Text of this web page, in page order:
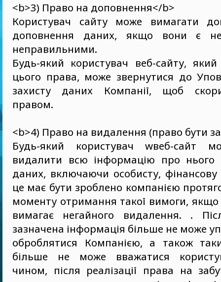
<b>3) Право на доповнення</b>
Користувач сайту може вимагати
доповнення даних, якщо вони є
неправильними.
Будь-який користувач веб-сайту,
цього права, може звернутися до
захисту даних Компанії, щоб
правом.
<b>4) Право на видалення (право бути
Будь-який користувач wвеб-сайт
видалити всю інформацію про нього
даних, включаючи особисту, фінансову
це має бути зроблено компанією
моменту отримання такої вимоги, якщо
вимагає негайного видалення. .
зазначена інформація більше не може
оброблятися Компанією, а також
більше не може вважатися
чином, після реалізації права на